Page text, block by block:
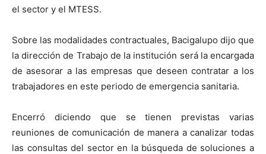
el sector y el MTESS.
Sobre las modalidades contractuales, Bacigalupo dijo que
la dirección de Trabajo de la institución será la encargada
de asesorar a las empresas que deseen contratar a los
trabajadores en este periodo de emergencia sanitaria.
Encerró diciendo que se tienen previstas varias
reuniones de comunicación de manera a canalizar todas
las consultas del sector en la búsqueda de soluciones a